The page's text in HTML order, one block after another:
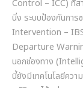
Control – ICC) ที่ส
นิ่ง ระบบป้องกันกา
Intervention –
Departure
นอกช่องทาง
นี้ยังมีเทคโนโลยีคว